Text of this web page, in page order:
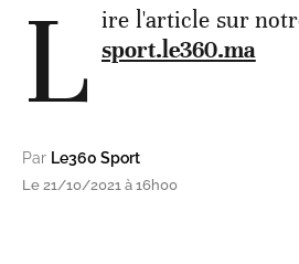
L ire l'article sur
sport.le360.ma
Par Le360 Sport
Le 21/10/2021 à 16h00